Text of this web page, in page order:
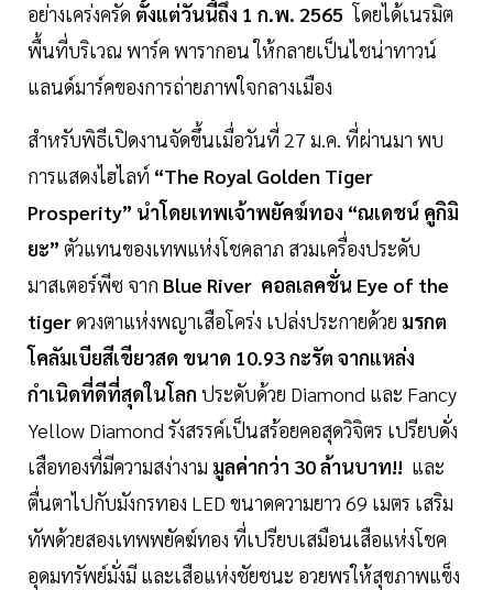
อย่างเคร่งครัด ตั้งแต่วันนี้ถึง 1 ก.พ. 2565 โดยได้เนรมิต
พื้นที่บริเวณ พาร์ค พารากอน ให้กลายเป็นไชน่าทาวน์
แลนด์มาร์คของการถ่ายภาพใจกลางเมือง
สำหรับพิธีเปิดงานจัดขึ้นเมื่อวันที่ 27 ม.ค. ที่ผ่านมา พบ
การแสดงไฮไลท์ “The Royal Golden Tiger
Prosperity” นำโดยเทพเจ้าพยัคฆ์ทอง “ณเดชน์ คูกิมิ
ยะ” ตัวแทนของเทพแห่งโชคลาภ สวมเครื่องประดับ
มาสเตอร์พีซ จาก Blue River คอลเลคชั่น Eye of the
tigerดวงตาแห่งพญาเสือโคร่ง เปล่งประกายด้วย มรกต
โคลัมเบียสีเขียวสด ขนาด 10.93 กะรัต จากแหล่ง
กำเนิดที่ดีที่สุดในโลก ประดับด้วย Diamond และ Fancy
Yellow Diamond รังสรรค์เป็นสร้อยคอสุดวิจิตร เปรียบดั่ง
เสือทองที่มีความสง่างาม มูลค่ากว่า 30 ล้านบาท!! และ
ตื่นตาไปกับมังกรทอง LED ขนาดความยาว 69 เมตร เสริม
ทัพด้วยสองเทพพยัคฆ์ทอง ที่เปรียบเสมือนเสือแห่งโชค
อุดมทรัพย์มั่งมี และเสือแห่งชัยชนะ อวยพรให้สุขภาพแข็ง